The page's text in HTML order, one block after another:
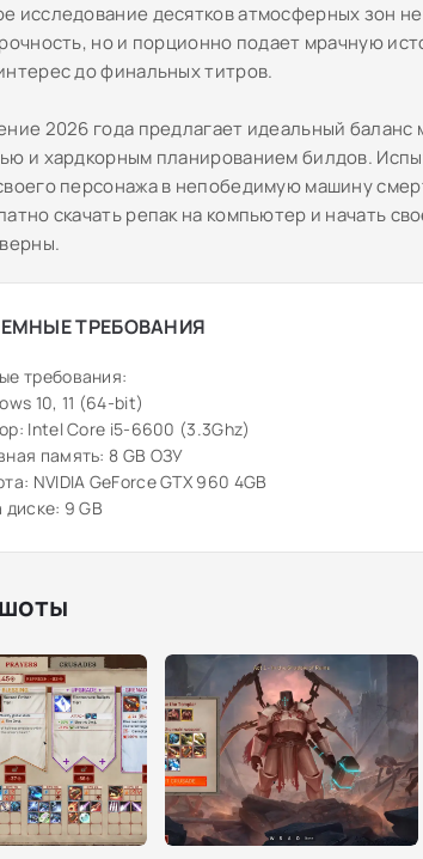
исследование десятков атмосферных зон
но и порционно подает мрачную
до финальных титров.
2026 года предлагает идеальный баланс
и хардкорным планированием билдов.
персонажа в непобедимую машину
скачать репак на компьютер и начать
ТРЕБОВАНИЯ
требования:
10, 11 (64-bit)
Intel Core i5-6600 (3.3Ghz)
память: 8 GB ОЗУ
NVIDIA GeForce GTX 960 4GB
9 GB